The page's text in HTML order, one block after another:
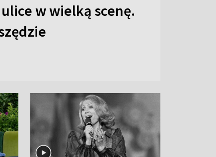
w wielką scenę.